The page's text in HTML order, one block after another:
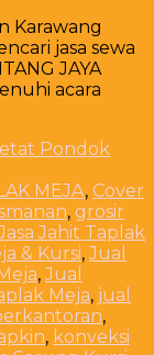
Karawang
jasa sewa
JAYA
acara
MEJA, Cover
, grosir
Jahit Taplak
& Kursi,Jual
,Jual
Meja, jual
,
, konveksi